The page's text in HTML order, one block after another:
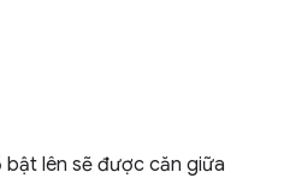
lên sẽ được căn giữa